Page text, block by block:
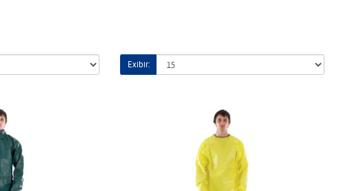
Exibir: